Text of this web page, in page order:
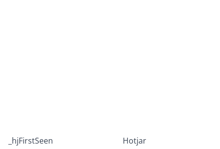
_hjFirstSeen Hotjar